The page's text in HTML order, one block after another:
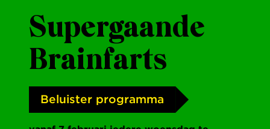
Supergaande
Brainfarts
Beluister programma